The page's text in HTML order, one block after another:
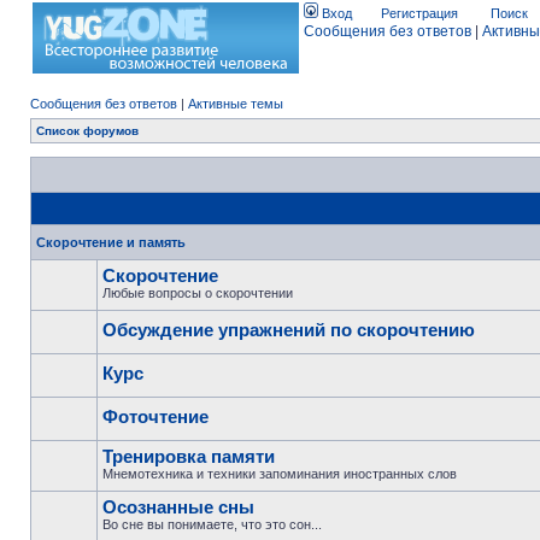
Вход Регистрация Поиск
Сообщения без ответов
Сообщения без ответов | Активные темы
Список форумов
Скорочтение и память
Скорочтение
Любые вопросы о скорочтении
Обсуждение упражнений по скорочтению
Курс
Фоточтение
Тренировка памяти
Мнемотехника и техники запоминания иностранных слов
Осознанные сны
Во сне вы понимаете, что это сон...